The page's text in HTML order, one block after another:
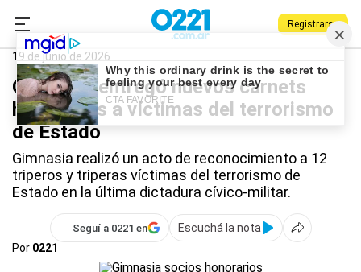
Registrarse
0221.com.ar Deportes
19 de junio de 2026
Gimnasia entregó nuevos carnets
honorarios a víctimas del terrorismo
de Estado
Gimnasia realizó un acto de reconocimiento a 12
triperos y triperas víctimas del terrorismo de
Estado en la última dictadura cívico-militar.
Seguí a 0221 en
Escuchá la nota
Por 0221